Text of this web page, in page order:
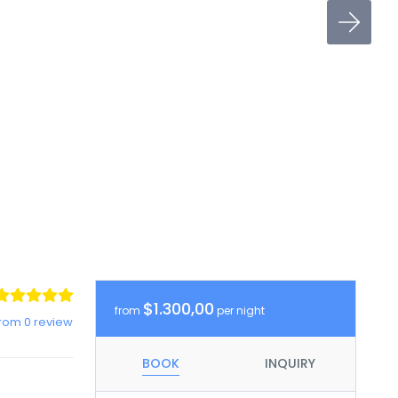
0 review
from $1.300,00 per night
BOOK INQUIRY